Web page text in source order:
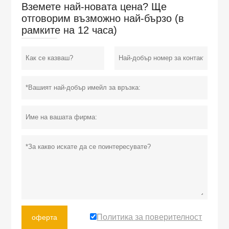
Вземете най-новата цена? Ще
отговорим възможно най-бързо (в
рамките на 12 часа)
оферта Политика за поверителност